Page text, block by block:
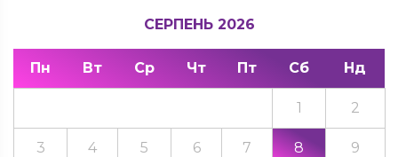
СЕРПЕНЬ 2026
Пн Вт Ср Чт Пт Сб Нд
1 2
3 4 5 6 7 8 9